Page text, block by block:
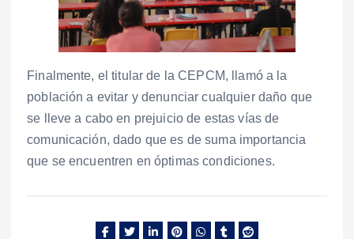
Finalmente, el titular de la CEPCM, llamó a la
población a evitar y denunciar cualquier daño que
se lleve a cabo en prejuicio de estas vías de
comunicación, dado que es de suma importancia
que se encuentren en óptimas condiciones.